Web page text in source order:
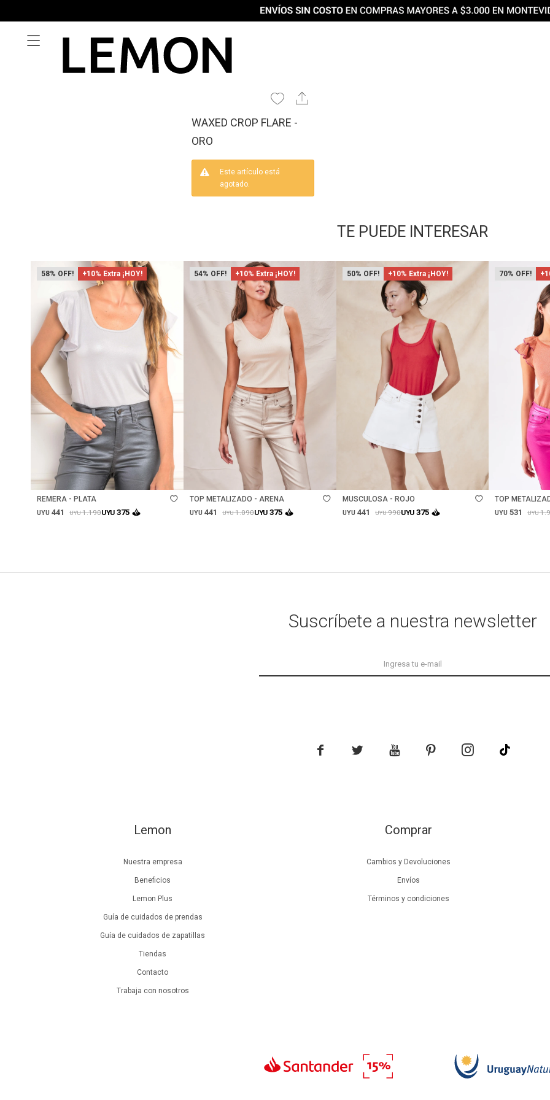

WAXED CROP FLARE -
ORO
Este artículo está
agotado.
TE PUEDE INTERESAR
58 +10% Extra ¡HOY!
Talle
REMERA - PLATA
UYU 441 UYU1.190UYU 375
54 +10% Extra ¡HOY!
TOP METALIZADO - ARENA
UYU 441 UYU1.090UYU 375
50 +10% Extra ¡HOY!
MUSCULOSA - ROJO
UYU 441 UYU990UYU 375
70
Talle
TOP
UYU 531 UYU
Lemon
Nuestra empresa
Beneficios
Lemon Plus
Guía de cuidados de prendas
Guía de cuidados de zapatillas
Tiendas
Contacto
Trabaja con nosotros
Comprar
Cambios y Devoluciones
Envíos
Términos y condiciones
Suscríbete a nuestra newsletter
    